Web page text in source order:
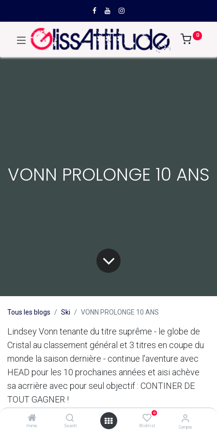
Home Search
0
Wishlist Compte
0
VONN PROLONGE 10 ANS
Tous les blogs Ski VONN PROLONGE 10 ANS
Lindsey Vonn tenante du titre suprême - le globe de
Cristal au classement général et 3 titres en coupe du
monde la saison dernière - continue l'aventure avec
HEAD pour les 10 prochaines années et aisi achève
sa acrrière avec pour seul objectif : CONTINER DE
TOUT GAGNER !
Lindsey est la star du circuit féminin de la coupe du